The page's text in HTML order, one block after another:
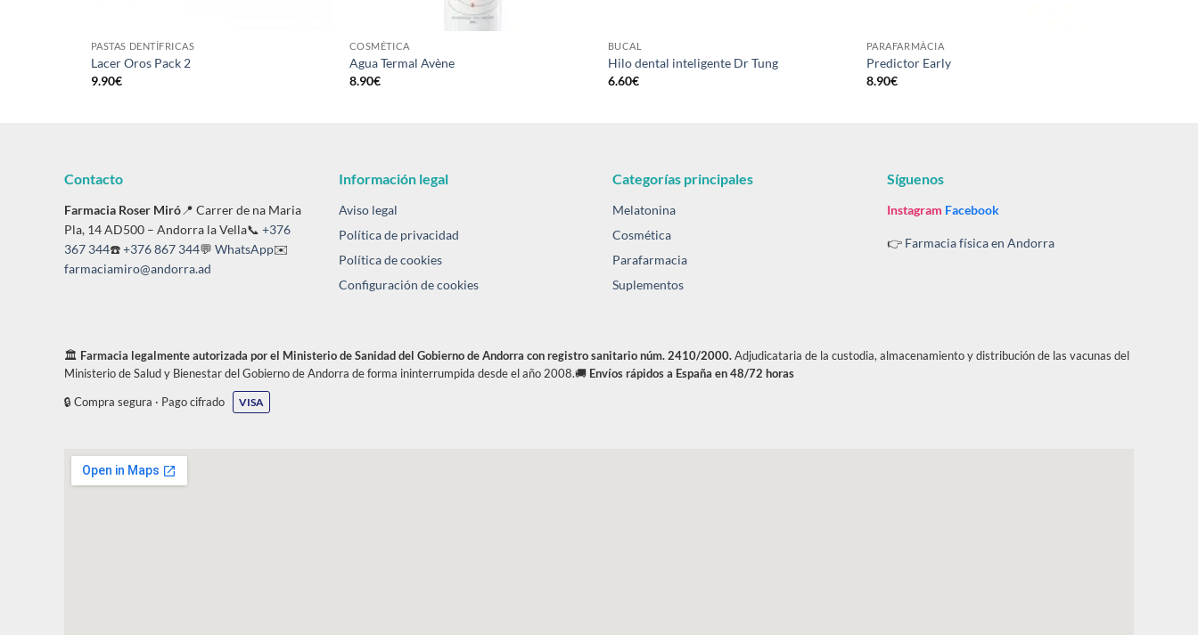
PASTAS DENTÍFRICAS
Lacer Oros Pack 2
9.90€
COSMÉTICA
Agua Termal Avène
8.90€
BUCAL
Hilo dental inteligente Dr Tung
6.60€
PARAFARMÀCIA
Predictor Early
8.90€
Contacto
Farmacia Roser Miró📍 Carrer de na Maria
Pla, 14 AD500 – Andorra la Vella📞 +376
367 344☎️+376 867 344💬 WhatsApp✉️
farmaciamiro@andorra.ad
Información legal
Aviso legal
Política de privacidad
Política de cookies
Configuración de cookies
Categorías principales
Melatonina
Cosmética
Parafarmacia
Suplementos
Síguenos
Instagram Facebook
👉 Farmacia física en Andorra
🏛️ Farmacia legalmente autorizada por el Ministerio de Sanidad del Gobierno de Andorra con registro sanitario núm. 2410/2000.Adjudicataria de la custodia, almacenamiento y distribución de las vacunas del
Ministerio de Salud y Bienestar del Gobierno de Andorra de forma ininterrumpida desde el año 2008.🚚 Envíos rápidos a España en 48/72 horas
🔒 Compra segura · Pago cifrado
VISA